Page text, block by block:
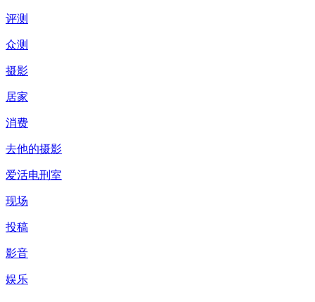
评测
众测
摄影
居家
消费
去他的摄影
爱活电刑室
现场
投稿
影音
娱乐